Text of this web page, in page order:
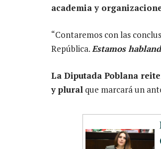
academia y
“Contaremos con las
República.Estamos
La Diputada Poblana
y plural que marcará un